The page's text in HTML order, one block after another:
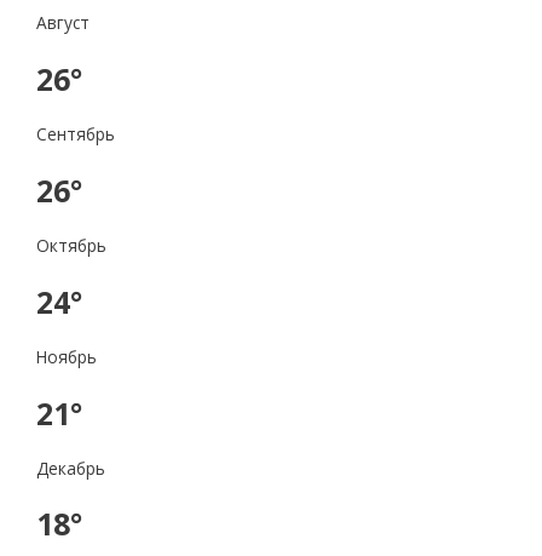
Август
26°
Сентябрь
26°
Октябрь
24°
Ноябрь
21°
Декабрь
18°